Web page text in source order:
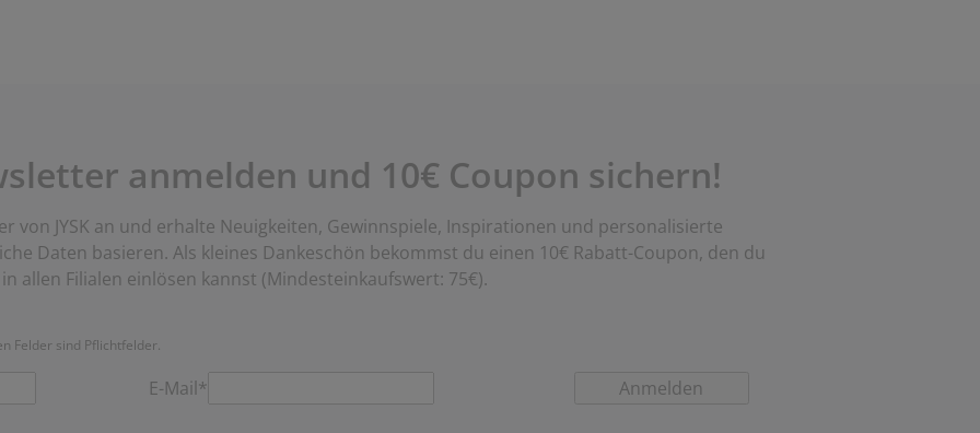
anmelden und 10€ Coupon sichern!
von JYSK an und erhalte Neuigkeiten, Gewinnspiele, Inspirationen und personalisierte
Daten basieren. Als kleines Dankeschön bekommst du einen 10€ Rabatt-Coupon, den du
in allen Filialen einlösen kannst (Mindesteinkaufswert: 75€).
Felder sind Pflichtfelder.
E-Mail* Anmelden